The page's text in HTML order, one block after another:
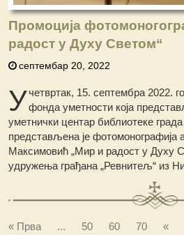
Промоција
радост у Духу Светом“
септембар 20, 2022
Учетвртак, 15. септембра 2022.
фонда уметности која
уметнички центар библиотеке
представљена је фотомонографија
Максимовић „Мир и радост у Духу
удружења грађана „Ревнитељ“ из
« Прва ... 50 60 70 «